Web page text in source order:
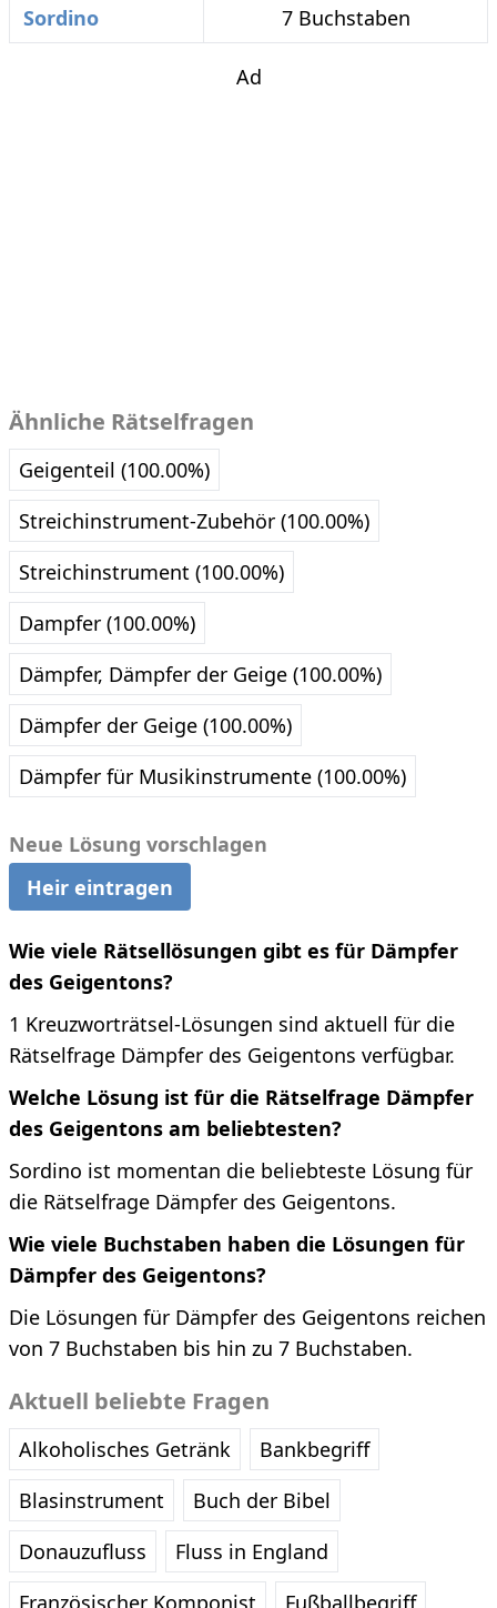
Sordino
7 Buchstaben
Ad
Ähnliche Rätselfragen
Geigenteil (100.00%)
Streichinstrument-Zubehör (100.00%)
Streichinstrument (100.00%)
Dampfer (100.00%)
Dämpfer, Dämpfer der Geige (100.00%)
Dämpfer der Geige (100.00%)
Dämpfer für Musikinstrumente (100.00%)
Neue Lösung vorschlagen
Heir eintragen
Wie viele Rätsellösungen gibt es für Dämpfer
des Geigentons?
1 Kreuzworträtsel-Lösungen sind aktuell für die
Rätselfrage Dämpfer des Geigentons verfügbar.
Welche Lösung ist für die Rätselfrage Dämpfer
des Geigentons am beliebtesten?
Sordino ist momentan die beliebteste Lösung für
die Rätselfrage Dämpfer des Geigentons.
Wie viele Buchstaben haben die Lösungen für
Dämpfer des Geigentons?
Die Lösungen für Dämpfer des Geigentons reichen
von 7 Buchstaben bis hin zu 7 Buchstaben.
Aktuell beliebte Fragen
Alkoholisches Getränk
Bankbegriff
Blasinstrument
Buch der Bibel
Donauzufluss
Fluss in England
Französischer Komponist
Fußballbegriff